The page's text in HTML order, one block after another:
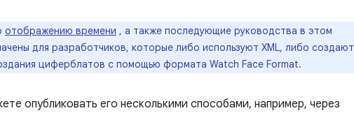
отображению времени , а также последующие руководства в этом
для разработчиков, которые либо используют XML, либо создают
циферблатов с помощью формата Watch Face Format.
опубликовать его несколькими способами, например, через